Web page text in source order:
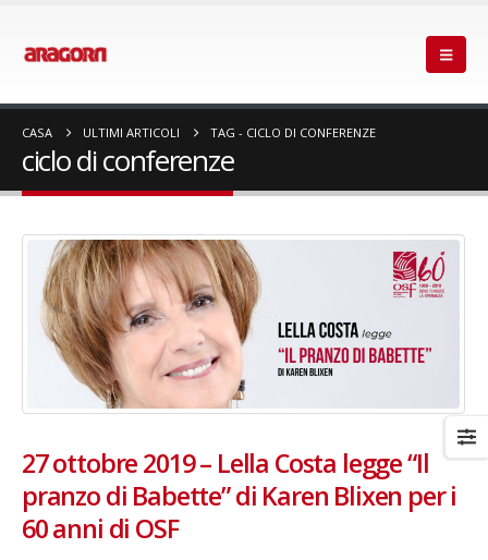
CASA ULTIMI ARTICOLI TAG - CICLO DI CONFERENZE
ciclo di conferenze
27 ottobre 2019 – Lella Costa legge “Il
pranzo di Babette” di Karen Blixen per i
60 anni di OSF